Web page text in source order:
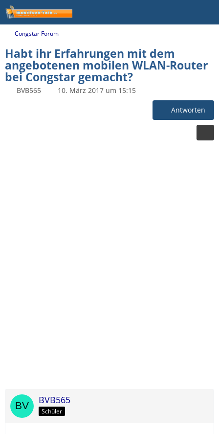
Congstar Forum
Habt ihr Erfahrungen mit dem
angebotenen mobilen WLAN-Router
bei Congstar gemacht?
BVB565 10. März 2017 um 15:15
Antworten
BVB565
Schüler